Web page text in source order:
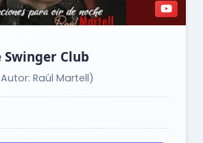
Club
Raúl Martell)